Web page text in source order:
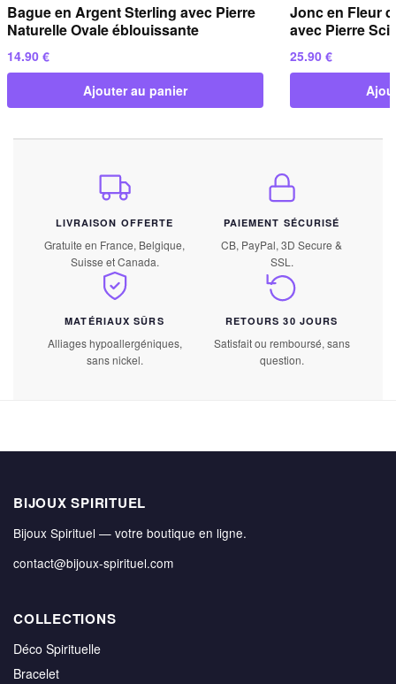
Bague en Argent Sterling avec Pierre
Naturelle Ovale éblouissante
14.90 €
Ajouter au panier
Jonc en Fleur
avec Pierre
25.90 €
LIVRAISON OFFERTE
Gratuite en France, Belgique,
Suisse et Canada.
PAIEMENT SÉCURISÉ
CB, PayPal, 3D Secure &
SSL.
MATÉRIAUX SÛRS
Alliages hypoallergéniques,
sans nickel.
RETOURS 30 JOURS
Satisfait ou remboursé, sans
question.
BIJOUX SPIRITUEL
Bijoux Spirituel — votre boutique en ligne.
contact@bijoux-spirituel.com
COLLECTIONS
Déco Spirituelle
Bracelet